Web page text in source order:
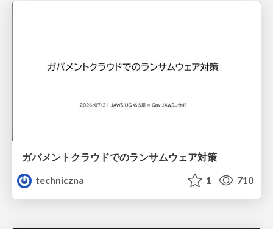
ガバメントクラウドでのランサムウェア対策
techniczna
1 710